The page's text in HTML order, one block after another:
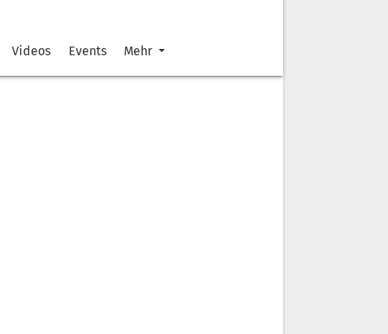
Videos Events Mehr